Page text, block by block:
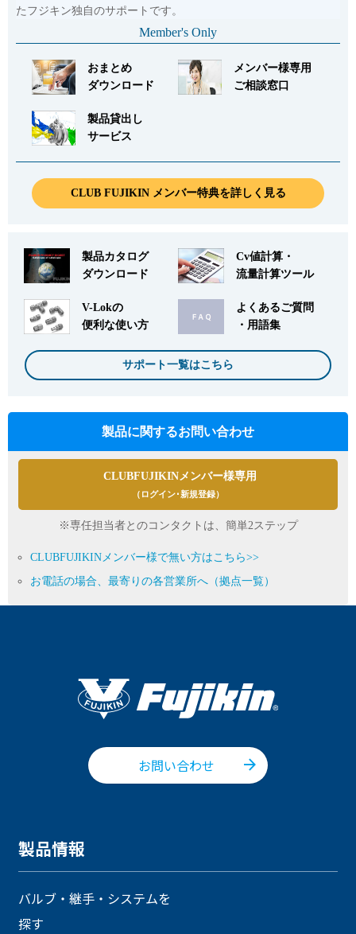
たフジキン独自のサポートです。
Member's Only
おまとめ
ダウンロード
メンバー様専用
ご相談窓口
製品貸出し
サービス
CLUB FUJIKIN メンバー特典を詳しく見る
製品カタログ
ダウンロード
Cv値計算・
流量計算ツール
V-Lokの
便利な使い方
よくあるご質問
・用語集
サポート一覧はこちら
製品に関するお問い合わせ
CLUBFUJIKINメンバー様専用
（ログイン･新規登録）
※専任担当者とのコンタクトは、簡単2ステップ
CLUBFUJIKINメンバー様で無い方はこちら>>
お電話の場合、最寄りの各営業所へ（拠点一覧）
お問い合わせ
製品情報
バルブ・継手・システムを
探す